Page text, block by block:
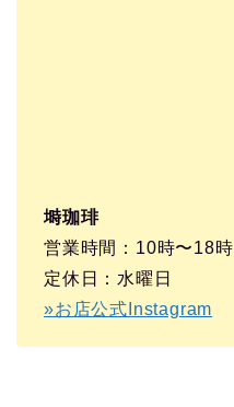
塒珈琲
営業時間：10時〜18時
定休日：水曜日
»お店公式Instagram